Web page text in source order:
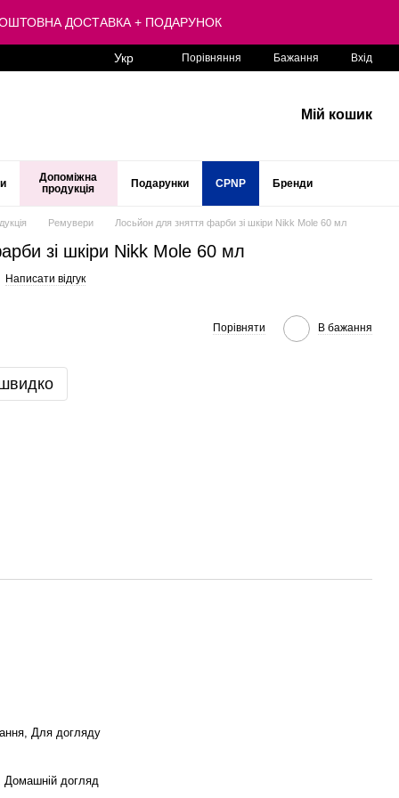
ДОСТАВКА + ПОДАРУНОК
Укр Порівняння Бажання Вхід
Мій кошик
Допоміжна
продукція
Подарунки CPNP Бренди
Ремувери Лосьйон для зняття фарби зі шкіри Nikk Mole 60 мл
зі шкіри Nikk Mole 60 мл
Написати відгук
Порівняти В бажання
Для догляду
Домашній догляд